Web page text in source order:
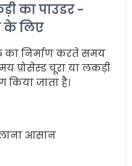
का पाउडर -
के लिए
का निर्माण करते समय
प्रोसेस्ड चूरा या लकड़ी
किया जाता है।
आसान